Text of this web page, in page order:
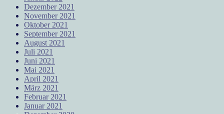
Dezember 2021
November 2021
Oktober 2021
September 2021
August 2021
Juli 2021
Juni 2021
Mai 2021
April 2021
März 2021
Februar 2021
Januar 2021